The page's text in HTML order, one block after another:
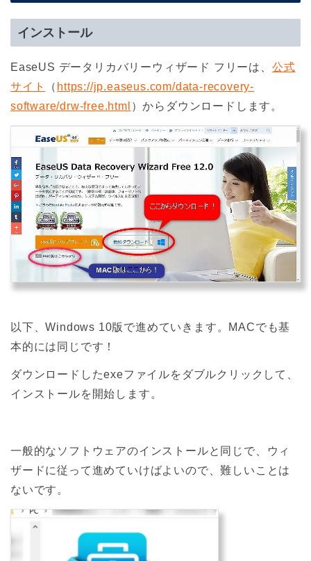
インストール
EaseUS データリカバリーウィザード フリーは、 公式
サイト
（ https://jp.easeus.com/data-recovery-
software/drw-free.html ）からダウンロードします。
以下、Windows 10版で進めていきます。MACでも基
本的には同じです！
ダウンロードしたexeファイルをダブルクリックして、
インストールを開始します。
一般的なソフトウェアのインストールと同じで、ウィ
ザードに従って進めていけばよいので、難しいことは
ないです。